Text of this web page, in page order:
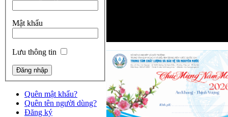
Mật khẩu
Lưu thông tin
Quên mật khẩu?
Quên tên người dùng?
Đăng ký